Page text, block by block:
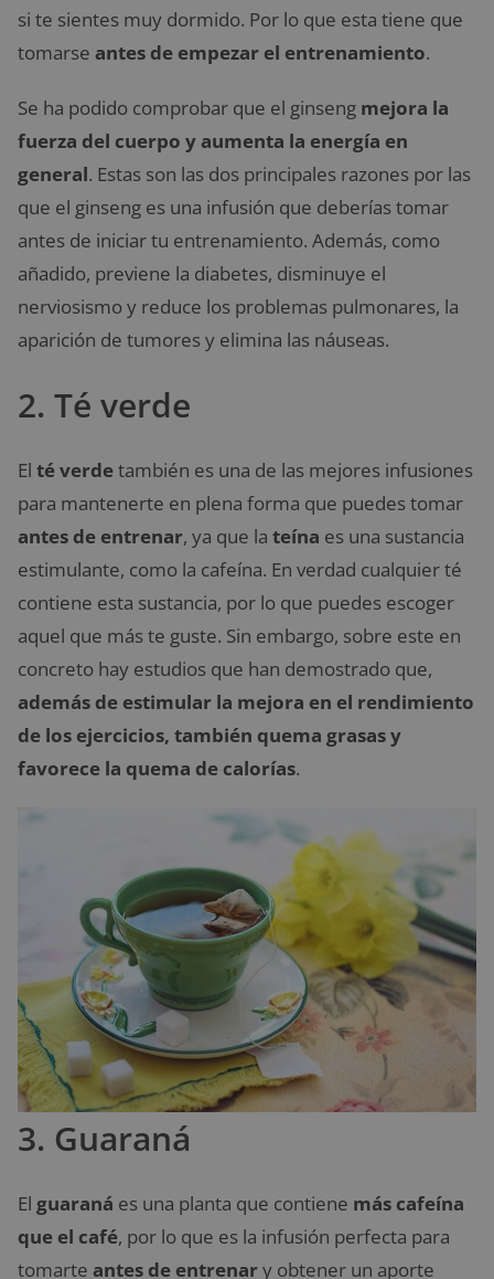
si te sientes muy dormido. Por lo que esta tiene que
tomarse antes de empezar el entrenamiento.
Se ha podido comprobar que el ginseng mejora la
fuerza del cuerpo y aumenta la energía en
general. Estas son las dos principales razones por las
que el ginseng es una infusión que deberías tomar
antes de iniciar tu entrenamiento. Además, como
añadido, previene la diabetes, disminuye el
nerviosismo y reduce los problemas pulmonares, la
aparición de tumores y elimina las náuseas.
2. Té verde
El té verdetambién es una de las mejores infusiones
para mantenerte en plena forma que puedes tomar
antes de entrenar, ya que la teína es una sustancia
estimulante, como la cafeína. En verdad cualquier té
contiene esta sustancia, por lo que puedes escoger
aquel que más te guste. Sin embargo, sobre este en
concreto hay estudios que han demostrado que,
además de estimular la mejora en el rendimiento
de los ejercicios, también quema grasas y
favorece la quema de calorías.
3. Guaraná
El guaraná es una planta que contiene más cafeína
que el café, por lo que es la infusión perfecta para
tomarte antes de entrenary obtener un aporte